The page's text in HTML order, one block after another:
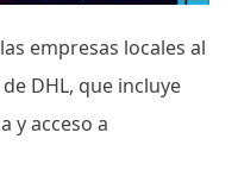
empresas locales al
de DHL, que incluye
y acceso a